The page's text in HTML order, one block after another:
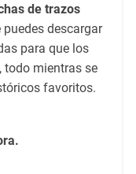
de trazos
descargar
para que los
todo mientras se
favoritos.